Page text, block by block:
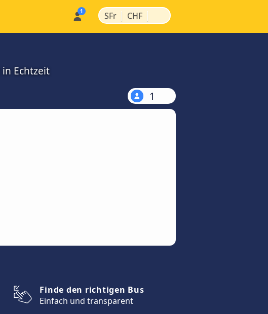
SFr | CHF |
Echtzeit
1
Finde den richtigen Bus
Einfach und transparent